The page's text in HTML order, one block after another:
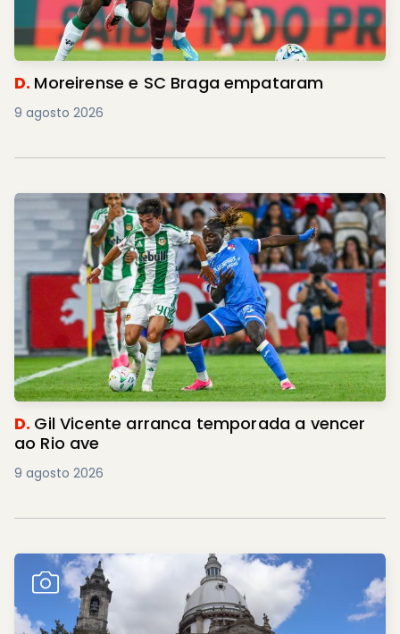
D. Moreirense e SC Braga empataram
9 agosto 2026
D. Gil Vicente arranca temporada a vencer
ao Rio ave
9 agosto 2026